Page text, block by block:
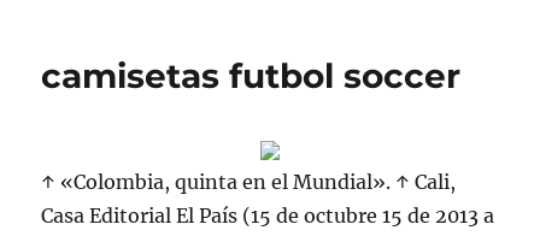
camisetas futbol soccer
↑ «Colombia, quinta en el Mundial». ↑ Cali,
Casa Editorial El País (15 de octubre 15 de 2013 a